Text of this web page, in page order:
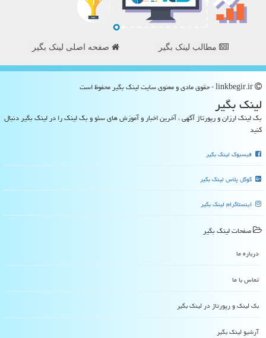
مطالب لینک بگیر صفحه اصلی لینک بگیر
لینك بگیر
بک لینک ارزان و رپورتاژ آگهی ، آخرین اخبار و آموزش های سئو و بک لینک را در لینک بگیر دنبال
کنید
فیسبوک لینک بگیر
گوگل پلاس لینک بگیر
اینستاگرام لینک بگیر
صفحات لینك بگیر
درباره ما
تماس با ما
بک لینک و رپورتاژ در لینك بگیر
آرشیو لینك بگیر